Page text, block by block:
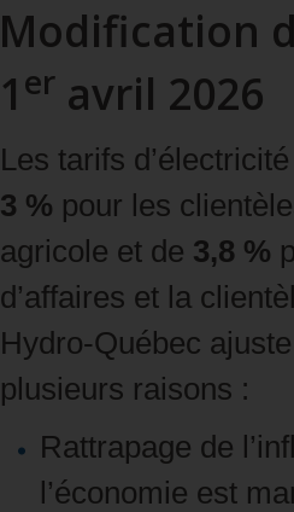
Modification
1 er avril 2026
Les tarifs
3 % pour les
agricole et de 3,8 %
d’affaires et la
Hydro‑Québec
plusieurs raisons :
Rattrapage de
l’économie est